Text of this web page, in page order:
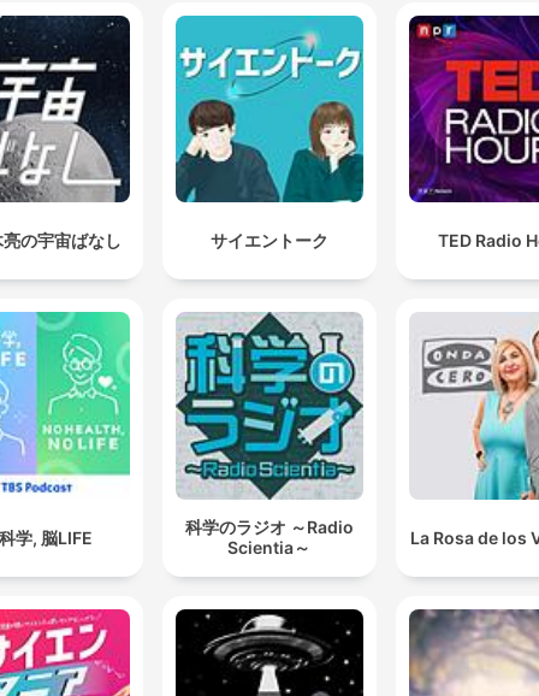
の宇宙ばなし サイエントーク TED Radio
学, 脳LIFE
科学のラジオ ～Radio
Scientia～
La Rosa de los